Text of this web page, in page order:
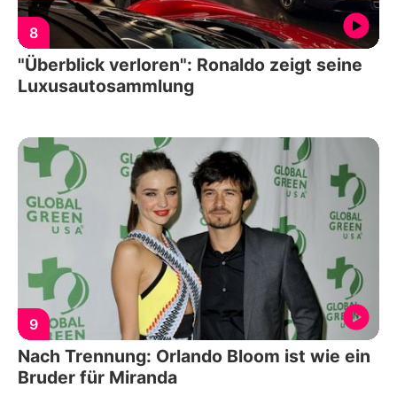
8
"Überblick verloren": Ronaldo zeigt seine
Luxusautosammlung
9
Nach Trennung: Orlando Bloom ist wie ein
Bruder für Miranda